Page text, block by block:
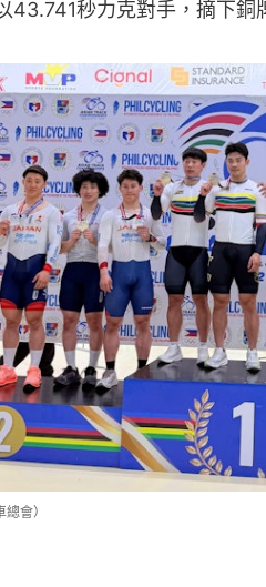
43.741秒力克對手，摘下銅
總會）